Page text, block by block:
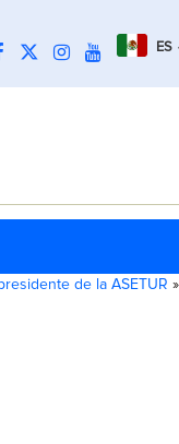
ES
de la ASETUR »